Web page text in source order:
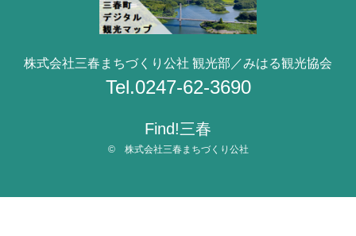
株式会社三春まちづくり公社 観光部／みはる観光協会
Tel.0247-62-3690
Find!三春
© 株式会社三春まちづくり公社